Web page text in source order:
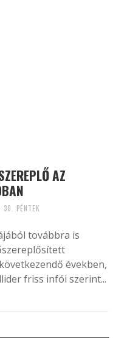
AZ
30. PÉNTEK
továbbra is
években,
friss infói szerint...